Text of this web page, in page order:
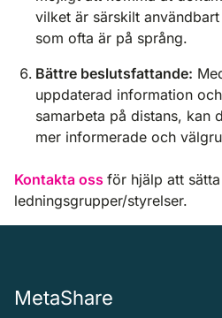
vilket är särskilt
som ofta är på språng.
Bättre beslutsfattande:
uppdaterad information
samarbeta på distans, kan
mer informerade och
Kontakta oss för hjälp att
ledningsgrupper/styrelser.
MetaShare